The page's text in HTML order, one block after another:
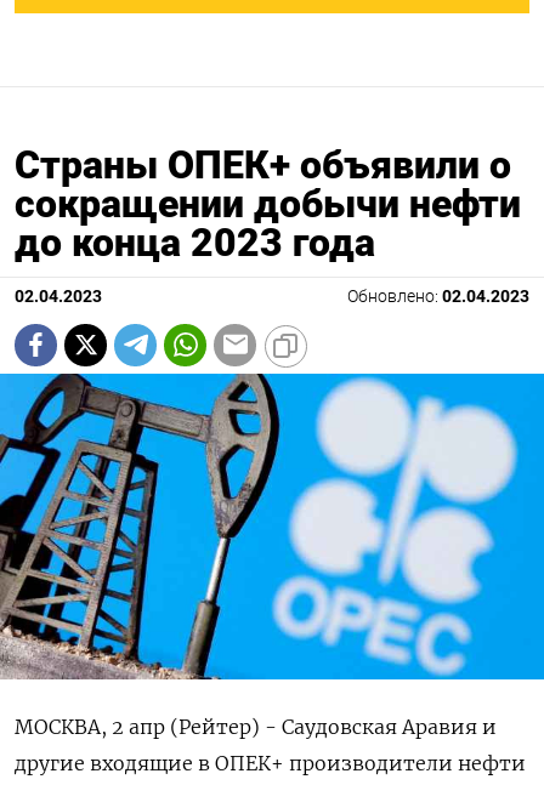
Страны ОПЕК+ объявили о
сокращении добычи нефти
до конца 2023 года
02.04.2023 Обновлено: 02.04.2023
МОСКВА, 2 апр (Рейтер) - Саудовская Аравия и
другие входящие в ОПЕК+ производители нефти